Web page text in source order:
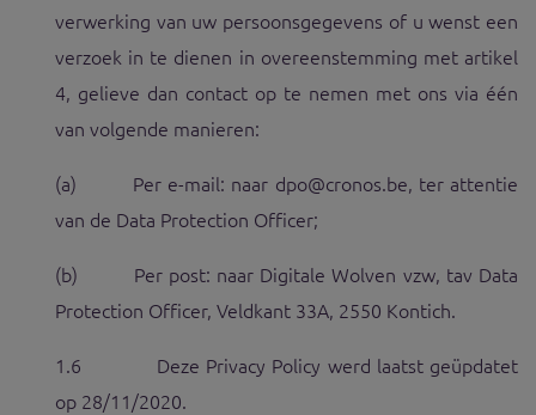
verwerking van uw persoonsgegevens of u wenst een
verzoek in te dienen in overeenstemming met artikel
4, gelieve dan contact op te nemen met ons via één
van volgende manieren:
(a) Per e-mail: naar dpo@cronos.be, ter attentie
van de Data Protection Officer;
(b) Per post: naar Digitale Wolven vzw, tav Data
Protection Officer, Veldkant 33A, 2550 Kontich.
1.6 Deze Privacy Policy werd laatst geüpdatet
op 28/11/2020.